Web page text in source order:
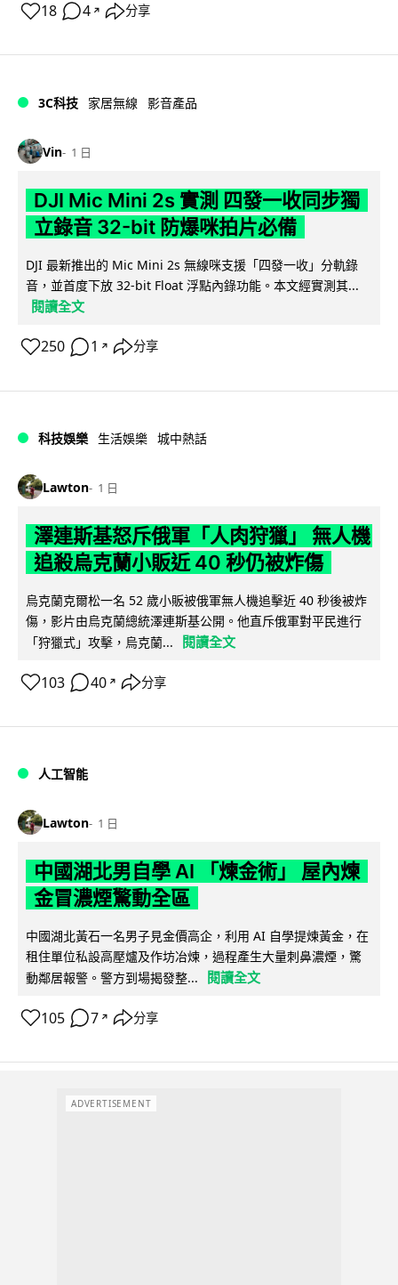
18 4 ↗ 分享
3C科技 家居無線 影音產品
Vin 1 日
DJI Mic Mini 2s 實測 四發一收同步獨
立錄音 32-bit 防爆咪拍片必備
DJI 最新推出的 Mic Mini 2s 無線咪支援「四發一收」分軌錄
音，並首度下放 32-bit Float 浮點內錄功能。本文經實測其...
閱讀全文
250 1 ↗ 分享
科技娛樂 生活娛樂 城中熱話
Lawton 1 日
澤連斯基怒斥俄軍「人肉狩獵」 無人機
追殺烏克蘭小販近 40 秒仍被炸傷
烏克蘭克爾松一名 52 歲小販被俄軍無人機追擊近 40 秒後被炸
傷，影片由烏克蘭總統澤連斯基公開。他直斥俄軍對平民進行
「狩獵式」攻擊，烏克蘭...
閱讀全文
103 40 ↗ 分享
人工智能
Lawton 1 日
中國湖北男自學 AI 「煉金術」 屋內煉
金冒濃煙驚動全區
中國湖北黃石一名男子見金價高企，利用 AI 自學提煉黃金，在
租住單位私設高壓爐及作坊冶煉，過程產生大量刺鼻濃煙，驚
動鄰居報警。警方到場揭發整...
閱讀全文
105 7 ↗ 分享
ADVERTISEMENT